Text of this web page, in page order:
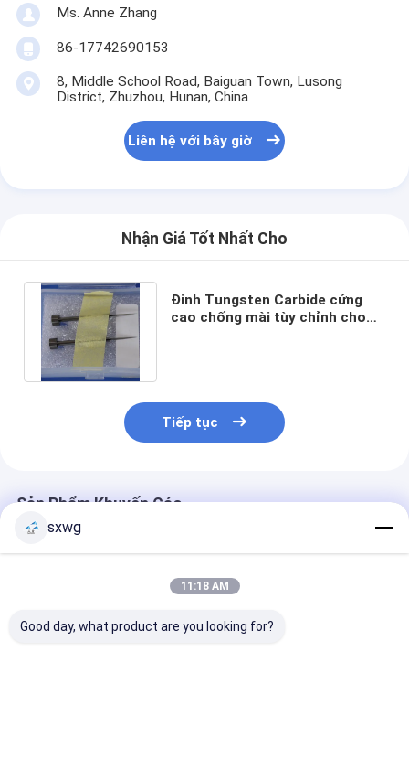
Ms. Anne Zhang
86-17742690153
8, Middle School Road, Baiguan Town, Lusong
District, Zhuzhou, Hunan, China
Liên hệ với bây giờ
Nhận Giá Tốt Nhất Cho
Đinh Tungsten Carbide cứng
cao chống mài tùy chỉnh cho
Tiếp tục
Sản Phẩm Khuyến Cáo
sxwg
11:18 AM
Good day, what product are you looking for?